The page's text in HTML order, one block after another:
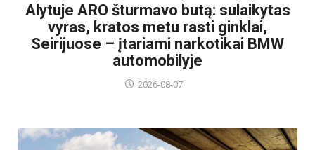
Alytuje ARO šturmavo butą: sulaikytas
vyras, kratos metu rasti ginklai,
Seirijuose – įtariami narkotikai BMW
automobilyje
2026-08-07